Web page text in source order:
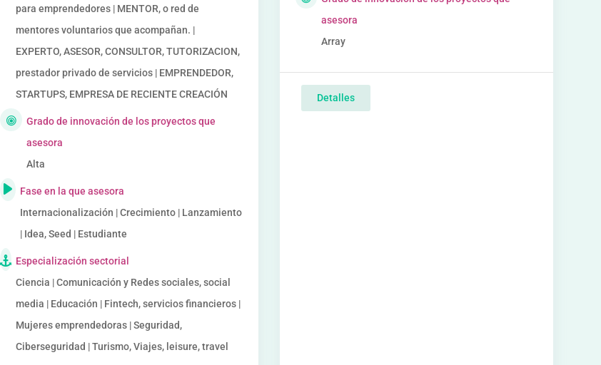
para emprendedores | MENTOR, o red de
mentores voluntarios que acompañan. |
EXPERTO, ASESOR, CONSULTOR, TUTORIZACION,
prestador privado de servicios | EMPRENDEDOR,
STARTUPS, EMPRESA DE RECIENTE CREACIÓN
Grado de innovación de los proyectos que
asesora
Alta
Fase en la que asesora
Internacionalización | Crecimiento | Lanzamiento
| Idea, Seed | Estudiante
Especialización sectorial
Ciencia | Comunicación y Redes sociales, social
media | Educación | Fintech, servicios financieros |
Mujeres emprendedoras | Seguridad,
Ciberseguridad | Turismo, Viajes, leisure, travel
asesora
Array
Detalles